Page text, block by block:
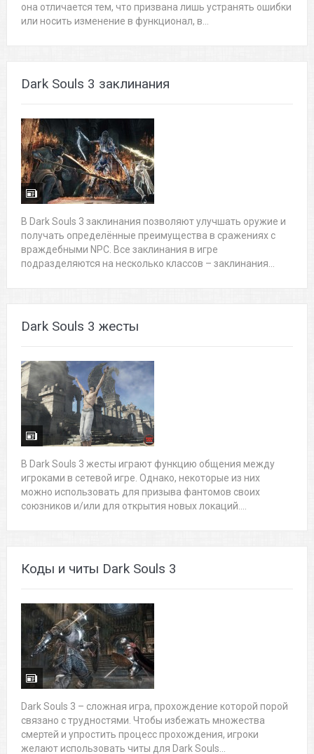
она отличается тем, что призвана лишь устранять ошибки
или носить изменение в функционал, в...
Dark Souls 3 заклинания
В Dark Souls 3 заклинания позволяют улучшать оружие и
получать определённые преимущества в сражениях с
враждебными NPC. Все заклинания в игре
подразделяются на несколько классов – заклинания...
Dark Souls 3 жесты
В Dark Souls 3 жесты играют функцию общения между
игроками в сетевой игре. Однако, некоторые из них
можно использовать для призыва фантомов своих
союзников и/или для открытия новых локаций....
Коды и читы Dark Souls 3
Dark Souls 3 – сложная игра, прохождение которой порой
связано с трудностями. Чтобы избежать множества
смертей и упростить процесс прохождения, игроки
желают использовать читы для Dark Souls...